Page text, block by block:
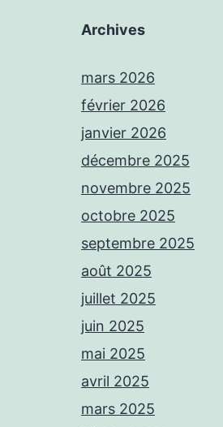
Archives
mars 2026
février 2026
janvier 2026
décembre 2025
novembre 2025
octobre 2025
septembre 2025
août 2025
juillet 2025
juin 2025
mai 2025
avril 2025
mars 2025